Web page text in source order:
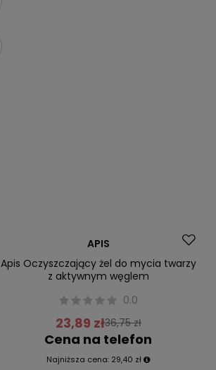
APIS
Apis Oczyszczający żel do mycia twarzy
z aktywnym węglem
0.0
23,89 zł36,75 zł
Cena na telefon
Najniższa cena: 29,40 zł